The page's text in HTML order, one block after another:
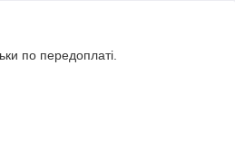
по передоплаті.